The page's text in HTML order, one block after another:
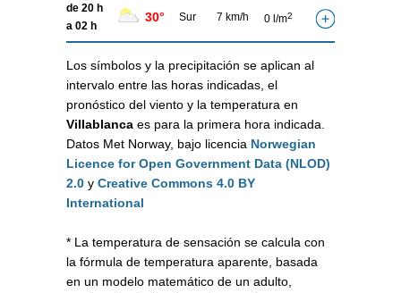
de 20 h
a 02 h
30° Sur 7 km/h 0 l/m2
Los símbolos y la precipitación se aplican al
intervalo entre las horas indicadas, el
pronóstico del viento y la temperatura en
Villablanca es para la primera hora indicada.
Datos Met Norway, bajo licencia Norwegian
Licence for Open Government Data (NLOD)
2.0 y Creative Commons 4.0 BY
International
* La temperatura de sensación se calcula con
la fórmula de temperatura aparente, basada
en un modelo matemático de un adulto,